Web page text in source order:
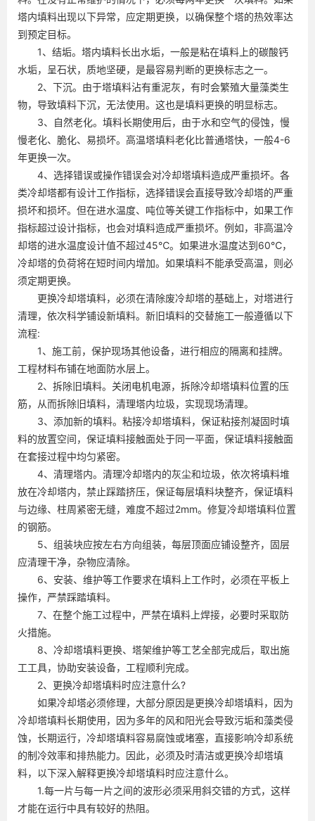
塔内填料出现以下异常，应定期更换，以确保整个塔的热效率达
到预定目标。
1、结垢。塔内填料长出水垢，一般是粘在填料上的碳酸钙
水垢，呈石状，质地坚硬，是最容易判断的更换标志之一。
2、下沉。由于塔填料沾有重泥灰，有时会繁殖大量藻类生
物，导致填料下沉，无法使用。这也是填料更换的明显标志。
3、自然老化。填料长期使用后，由于水和空气的侵蚀，慢
慢老化、脆化、易损坏。高温塔填料老化比普通塔快，一般4-6
年更换一次。
4、选择错误或操作错误会对冷却塔填料造成严重损坏。各
类冷却塔都有设计工作指标，选择错误会直接导致冷却塔的严重
损坏和损坏。但在进水温度、吨位等关键工作指标中，如果工作
指标超过设计指标，也会对填料造成严重损坏。例如，非高温冷
却塔的进水温度设计值不超过45℃。如果进水温度达到60℃，
冷却塔的负荷将在短时间内增加。如果填料不能承受高温，则必
须定期更换。
更换冷却塔填料，必须在清除废冷却塔的基础上，对塔进行
清理，依次科学铺设新填料。新旧填料的交替施工一般遵循以下
流程:
1、施工前，保护现场其他设备，进行相应的隔离和挂牌。
工程材料布铺在地面防水层上。
2、拆除旧填料。关闭电机电源，拆除冷却塔填料位置的压
筋，从而拆除旧填料，清理塔内垃圾，实现现场清理。
3、添加新的填料。粘接冷却塔填料，保证粘接剂凝固时填
料的放置空间，保证填料接触面处于同一平面，保证填料接触面
在套接过程中均匀紧密。
4、清理塔内。清理冷却塔内的灰尘和垃圾，依次将填料堆
放在冷却塔内，禁止踩踏挤压，保证每层填料块整齐，保证填料
与边缘、柱周紧密无缝，难度不超过2mm。修复冷却塔填料位置
的钢筋。
5、组装块应按左右方向组装，每层顶面应铺设整齐，固层
应清理干净，杂物应清除。
6、安装、维护等工作要求在填料上工作时，必须在平板上
操作，严禁踩踏填料。
7、在整个施工过程中，严禁在填料上焊接，必要时采取防
火措施。
8、冷却塔填料更换、塔架维护等工艺全部完成后，取出施
工工具，协助安装设备，工程顺利完成。
2、更换冷却塔填料时应注意什么?
如果冷却塔必须修理，大部分原因是更换冷却塔填料，因为
冷却塔填料长期使用，因为多年的风和阳光会导致污垢和藻类侵
蚀，长期运行，冷却塔填料容易腐蚀或堵塞，直接影响冷却系统
的制冷效率和排热能力。因此，必须及时清洁或更换冷却塔填
料，以下深入解释更换冷却塔填料时应注意什么。
1.每一片与每一片之间的波形必须采用斜交错的方式，这样
才能在运行中具有较好的热阻。